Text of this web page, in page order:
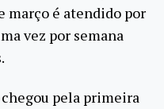
março é atendido por
vez por semana
pela primeira